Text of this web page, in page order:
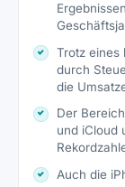
Trotz eines
durch
die
Der
und iCloud
Auch die